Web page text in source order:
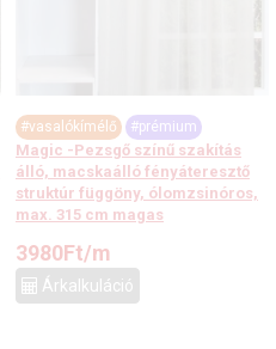
#vasalókímélő #prémium
Magic -Pezsgő színű szakítás
álló, macskaálló fényáteresztő
struktúr függöny, ólomzsinóros,
max. 315 cm magas
3980Ft/m
Árkalkuláció